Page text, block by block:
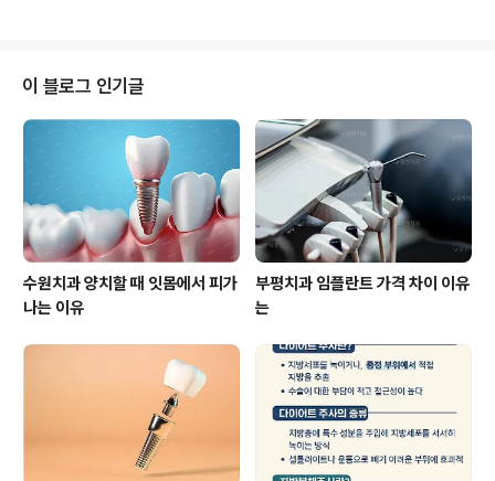
위가 비어 있는 상태가 오래 지속되면 주변 치아가 서서히
이동하거나 맞물림이 달라질 수 있습니다. 또한 씹는 힘이
특정 부위에 집중되면서 다른 치아와 턱관절에도 부담이
커질 수 있습니다. 처음에는 단순히 치아 한 개가 빠진 상태
처럼 보일 수 있지만 시간이 지날수록 구강 환경 전반에 영
향을 줄 ..
이 블로그 인기글
수원치과 양치할 때 잇몸에서 피가
나는 이유
부평치과 임플란트 가격 차이 이유
는